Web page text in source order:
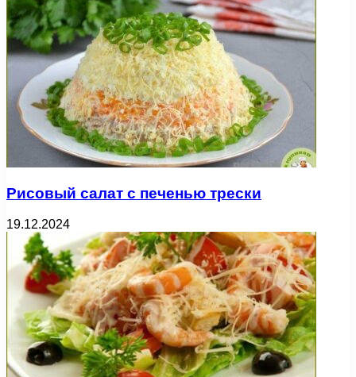
Рисовый салат с печенью трески
19.12.2024